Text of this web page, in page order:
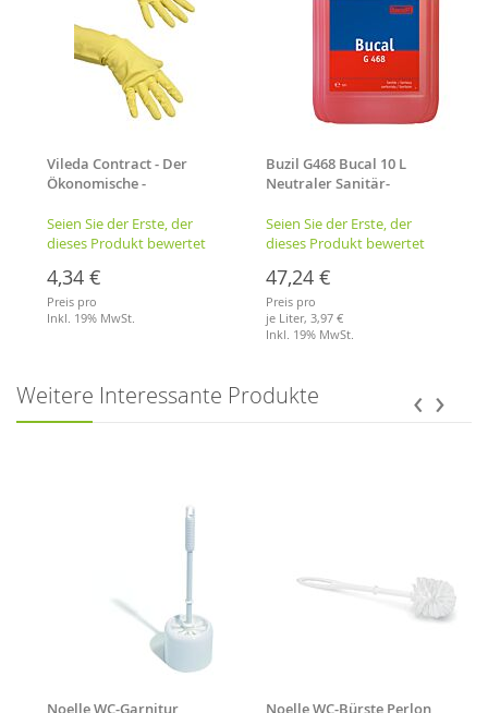
Vileda Contract - Der
Ökonomische -
9)
Seien Sie der Erste, der
dieses Produkt bewertet
4,34 €
Preis pro
Inkl. 19% MwSt.
Buzil G468 Bucal 10 L
Neutraler Sanitär-
Seien Sie der Erste, der
dieses Produkt bewertet
47,24 €
Preis pro
je Liter,3,97 €
Inkl. 19% MwSt.
Weitere Interessante Produkte
Noelle WC-Garnitur
Noelle WC-Bürste Perlon
‹ ›